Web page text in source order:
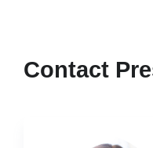
Contact